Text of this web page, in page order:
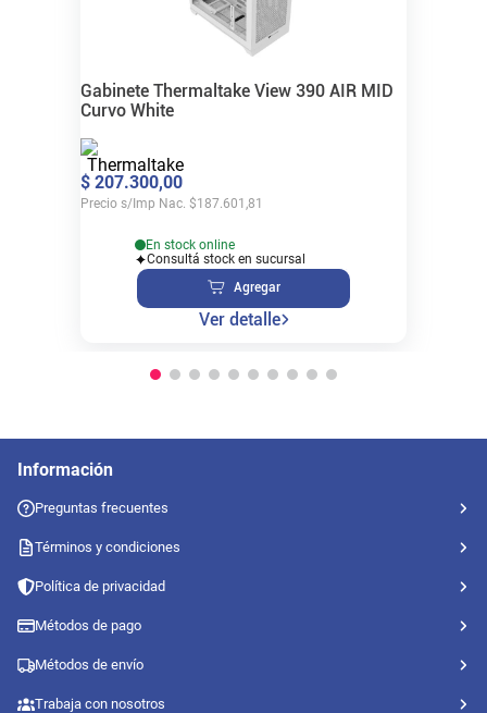
Gabinete Thermaltake View 390 AIR MID
Curvo White
$ 207.300,00
Precio s/Imp Nac. $187.601,81
En stock online
Consultá stock en sucursal
Agregar
Ver detalle
Información
Preguntas frecuentes
Términos y condiciones
Política de privacidad
Métodos de pago
Métodos de envío
Trabaja con nosotros